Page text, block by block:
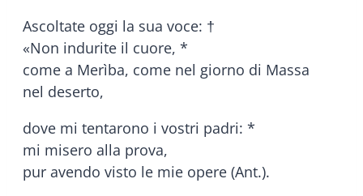
Ascoltate oggi la sua voce: †
«Non indurite il cuore, *
come a Merìba, come nel giorno di Massa
nel deserto,
dove mi tentarono i vostri padri: *
mi misero alla prova,
pur avendo visto le mie opere (Ant.).